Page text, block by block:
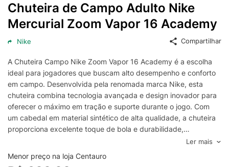
Chuteira de Campo Adulto Nike
Mercurial Zoom Vapor 16 Academy
Nike Compartilhar
A Chuteira Campo Nike Zoom Vapor 16 Academy é a escolha
ideal para jogadores que buscam alto desempenho e conforto
em campo. Desenvolvida pela renomada marca Nike, esta
chuteira combina tecnologia avançada e design inovador para
oferecer o máximo em tração e suporte durante o jogo. Com
um cabedal em material sintético de alta qualidade, a chuteira
proporciona excelente toque de bola e durabilidade,
garantindo que você mantenha o controle mesmo nas partidas
mais intensas.
O design da Nike Zoom Vapor 16 Academy é focado em
Ler mais
Menor preço na loja Centauro